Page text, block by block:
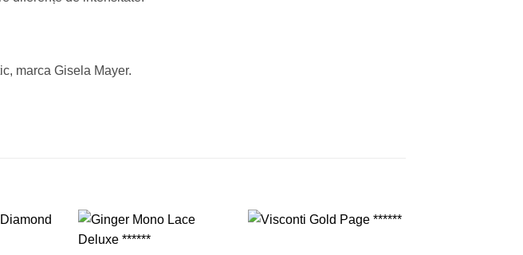
marca Gisela Mayer.